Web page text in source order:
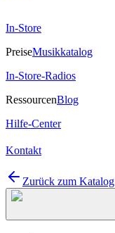
In-Store
PreiseMusikkatalog
In-Store-Radios
RessourcenBlog
Hilfe-Center
Kontakt
Zurück zum Katalog